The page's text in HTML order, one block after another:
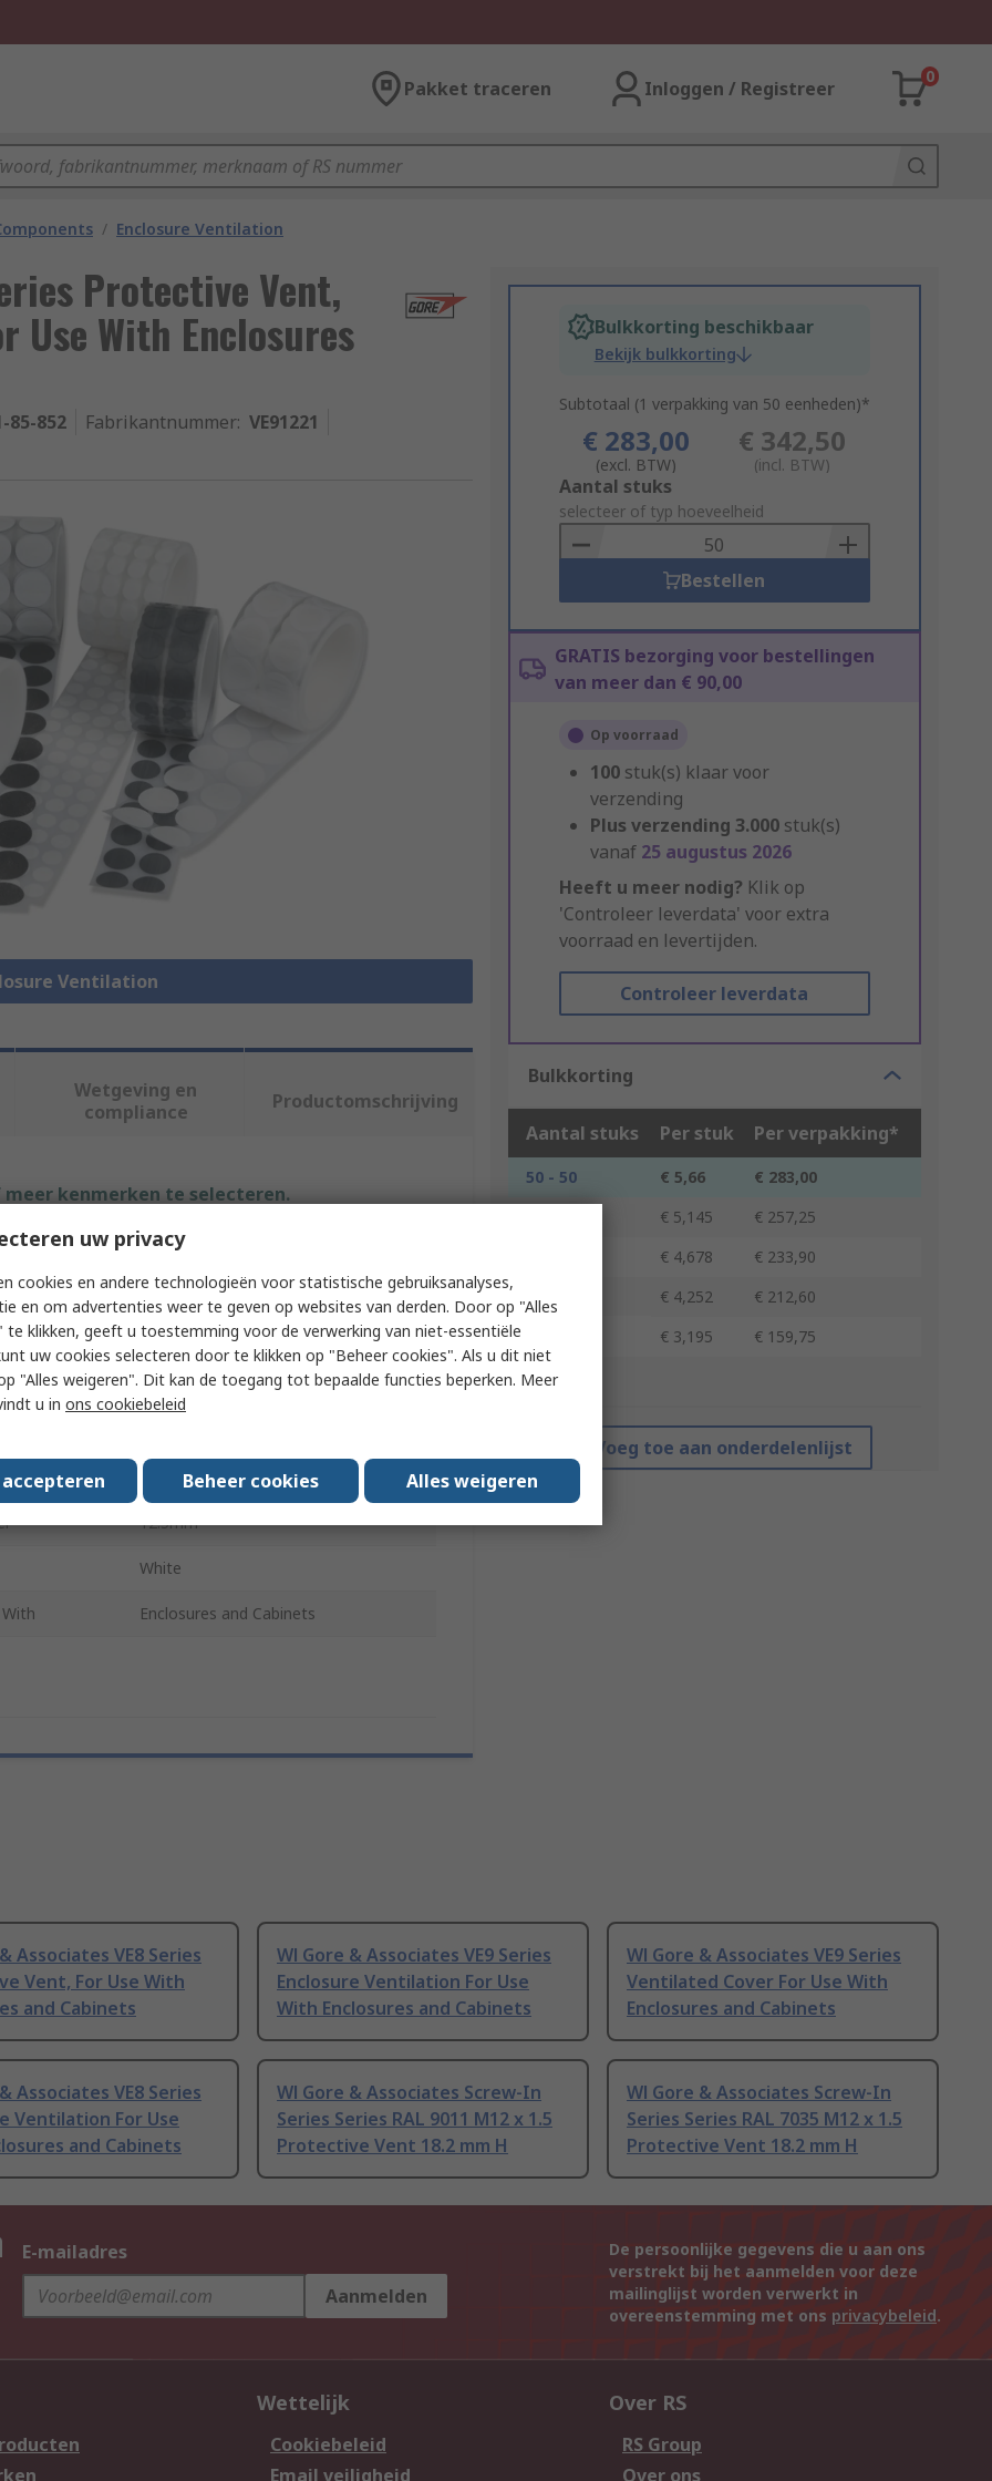
Pakket traceren Inloggen / Registreer
0
/ Enclosure Ventilation
Protective Vent,
Use With Enclosures
85-852 Fabrikantnummer: VE91221
Ventilation
Bulkkorting beschikbaar
Bekijk bulkkorting
Subtotaal (1 verpakking van 50 eenheden)*
€ 283,00
(excl. BTW)
€ 342,50
(incl. BTW)
Add
to
Basket
Aantal stuks
selecteer of typ hoeveelheid
Bestellen
GRATIS bezorging voor bestellingen
van meer dan € 90,00
Op voorraad
100 stuk(s) klaar voor
verzending
Plus verzending 3.000 stuk(s)
vanaf 25 augustus 2026
Heeft u meer nodig? Klik op
'Controleer leverdata' voor extra
voorraad en levertijden.
Controleer leverdata
Bulkkorting
Aantal stuks Per stuk Per verpakking*
50 - 50 € 5,66
€ 283,00
€ 5,145
€ 257,25
€ 4,678
€ 233,90
500 - 950
€ 4,252
€ 212,60
€ 3,195 € 159,75
*prijsindicatie
Voeg toe aan onderdelenlijst
Wetgeving en
compliance
Productomschrijving
kenmerken te selecteren.
Waarde
Wl Gore & Associates
Protective Vent
VE9
21.5mm
12.5mm
White
Enclosures and Cabinets
Associates VE8 Series
Vent, For Use With
and Cabinets
Wl Gore & Associates VE9 Series
Enclosure Ventilation For Use
With Enclosures and Cabinets
Wl Gore & Associates VE9 Series
Ventilated Cover For Use With
Enclosures and Cabinets
Associates VE8 Series
Ventilation For Use
and Cabinets
Wl Gore & Associates Screw-In
Series Series RAL 9011 M12 x 1.5
Protective Vent 18.2 mm H
Wl Gore & Associates Screw-In
Series Series RAL 7035 M12 x 1.5
Protective Vent 18.2 mm H
E-mailadres
Aanmelden
De persoonlijke gegevens die u aan ons
verstrekt bij het aanmelden voor deze
mailinglijst worden verwerkt in
overeenstemming met ons privacybeleid.
Wettelijk
Cookiebeleid
Email veiligheid
Over RS
RS Group
Over ons
uw privacy
cookies en andere technologieën voor statistische gebruiksanalyses,
en om advertenties weer te geven op websites van derden. Door op "Alles
te klikken, geeft u toestemming voor de verwerking van niet-essentiële
uw cookies selecteren door te klikken op "Beheer cookies". Als u dit niet
"Alles weigeren". Dit kan de toegang tot bepaalde functies beperken. Meer
u in ons cookiebeleid
Beheer cookies Alles weigeren